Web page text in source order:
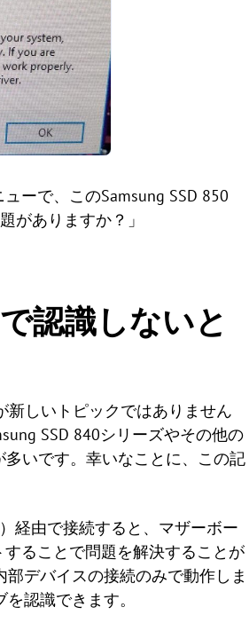
ーで、このSamsung SSD 850
がありますか？」
認識しないと
新しいトピックではありません
SSD 840シリーズやその他の
多いです。幸いなことに、この記
経由で接続すると、マザーボー
することで問題を解決することが
デバイスの接続のみで動作しま
認識できます。